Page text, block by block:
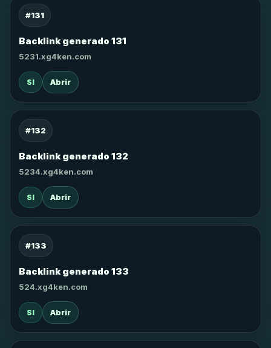
#131
Backlink generado 131
5231.xg4ken.com
SI Abrir
#132
Backlink generado 132
5234.xg4ken.com
SI Abrir
#133
Backlink generado 133
524.xg4ken.com
SI Abrir